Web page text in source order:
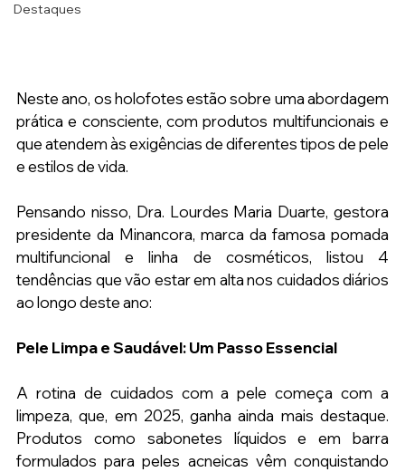
Destaques
Neste ano, os holofotes estão sobre uma abordagem
prática e consciente, com produtos multifuncionais e
que atendem às exigências de diferentes tipos de pele
e estilos de vida.
Pensando nisso, Dra. Lourdes Maria Duarte, gestora
presidente da Minancora, marca da famosa pomada
multifuncional e linha de cosméticos, listou 4
tendências que vão estar em alta nos cuidados diários
ao longo deste ano:
Pele Limpa e Saudável: Um Passo Essencial
A rotina de cuidados com a pele começa com a
limpeza, que, em 2025, ganha ainda mais destaque.
Produtos como sabonetes líquidos e em barra
formulados para peles acneicas vêm conquistando